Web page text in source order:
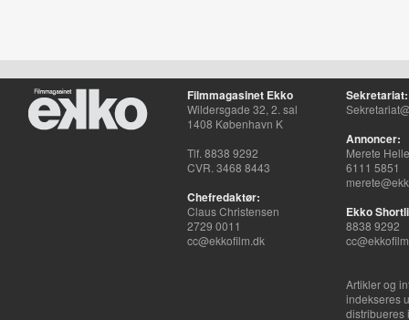
Filmmagasinet Ekko
Wildersgade 32, 2. sal
1408 København K
Tlf. 8838 9292
CVR. 3468 8443
Chefredaktør:
Claus Christensen
2729 0011
cc@ekkofilm.dk
Sekretariat:
Annoncer:
Merete
6111 5851
Ekko
8838 9292
Artikler og
indekseres
distribueres